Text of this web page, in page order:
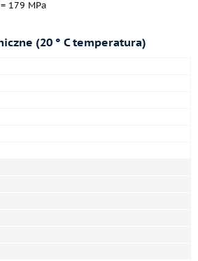
179 MPa
(20 ° C temperatura)